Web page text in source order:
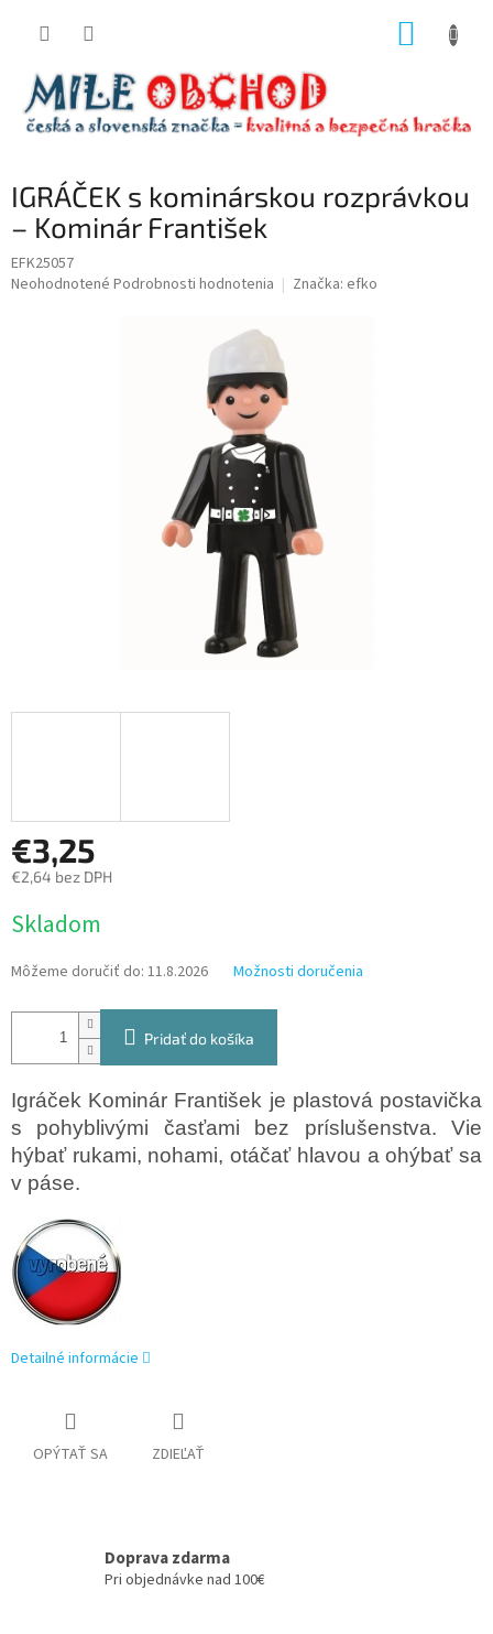
IGRÁČEK s kominárskou rozprávkou
– Kominár František
EFK25057
Priemerné
Neohodnotené Podrobnosti hodnotenia Značka: efko
€3,25
€2,64 bez DPH
cena:
Skladom
Môžeme doručiť do: 11.8.2026 Možnosti doručenia
Pridať do košíka
Igráček Kominár František je plastová postavička
s pohyblivými časťami bez príslušenstva. Vie
hýbať rukami, nohami, otáčať hlavou a ohýbať sa
v páse.
Detailné informácie
OPÝTAŤ SA ZDIEĽAŤ
Doprava zdarma
Pri objednávke nad 100€